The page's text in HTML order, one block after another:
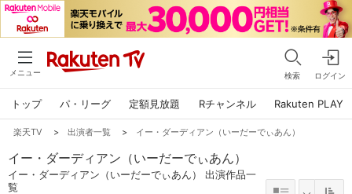
メニュー 検索 ログイン
トップ パ・リーグ 定額見放題 Rチャンネル Rakuten PLAY
楽天TV > 出演者一覧 > イー・ダーディアン（いーだーでぃあん）
イー・ダーディアン（いーだーでぃあん）
イー・ダーディアン（いーだーでぃあん） 出演作品一
覧